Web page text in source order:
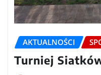
AKTUALNOŚCI
Turniej